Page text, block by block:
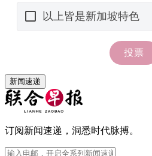
新闻速递
订阅新闻速递，洞悉时代脉搏。